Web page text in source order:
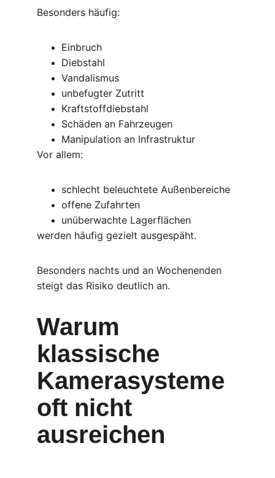
Besonders häufig:
Einbruch
Diebstahl
Vandalismus
unbefugter Zutritt
Kraftstoffdiebstahl
Schäden an Fahrzeugen
Manipulation an Infrastruktur
Vor allem:
schlecht beleuchtete Außenbereiche
offene Zufahrten
unüberwachte Lagerflächen
werden häufig gezielt ausgespäht.
Besonders nachts und an Wochenenden
steigt das Risiko deutlich an.
Warum
klassische
Kamerasysteme
oft nicht
ausreichen